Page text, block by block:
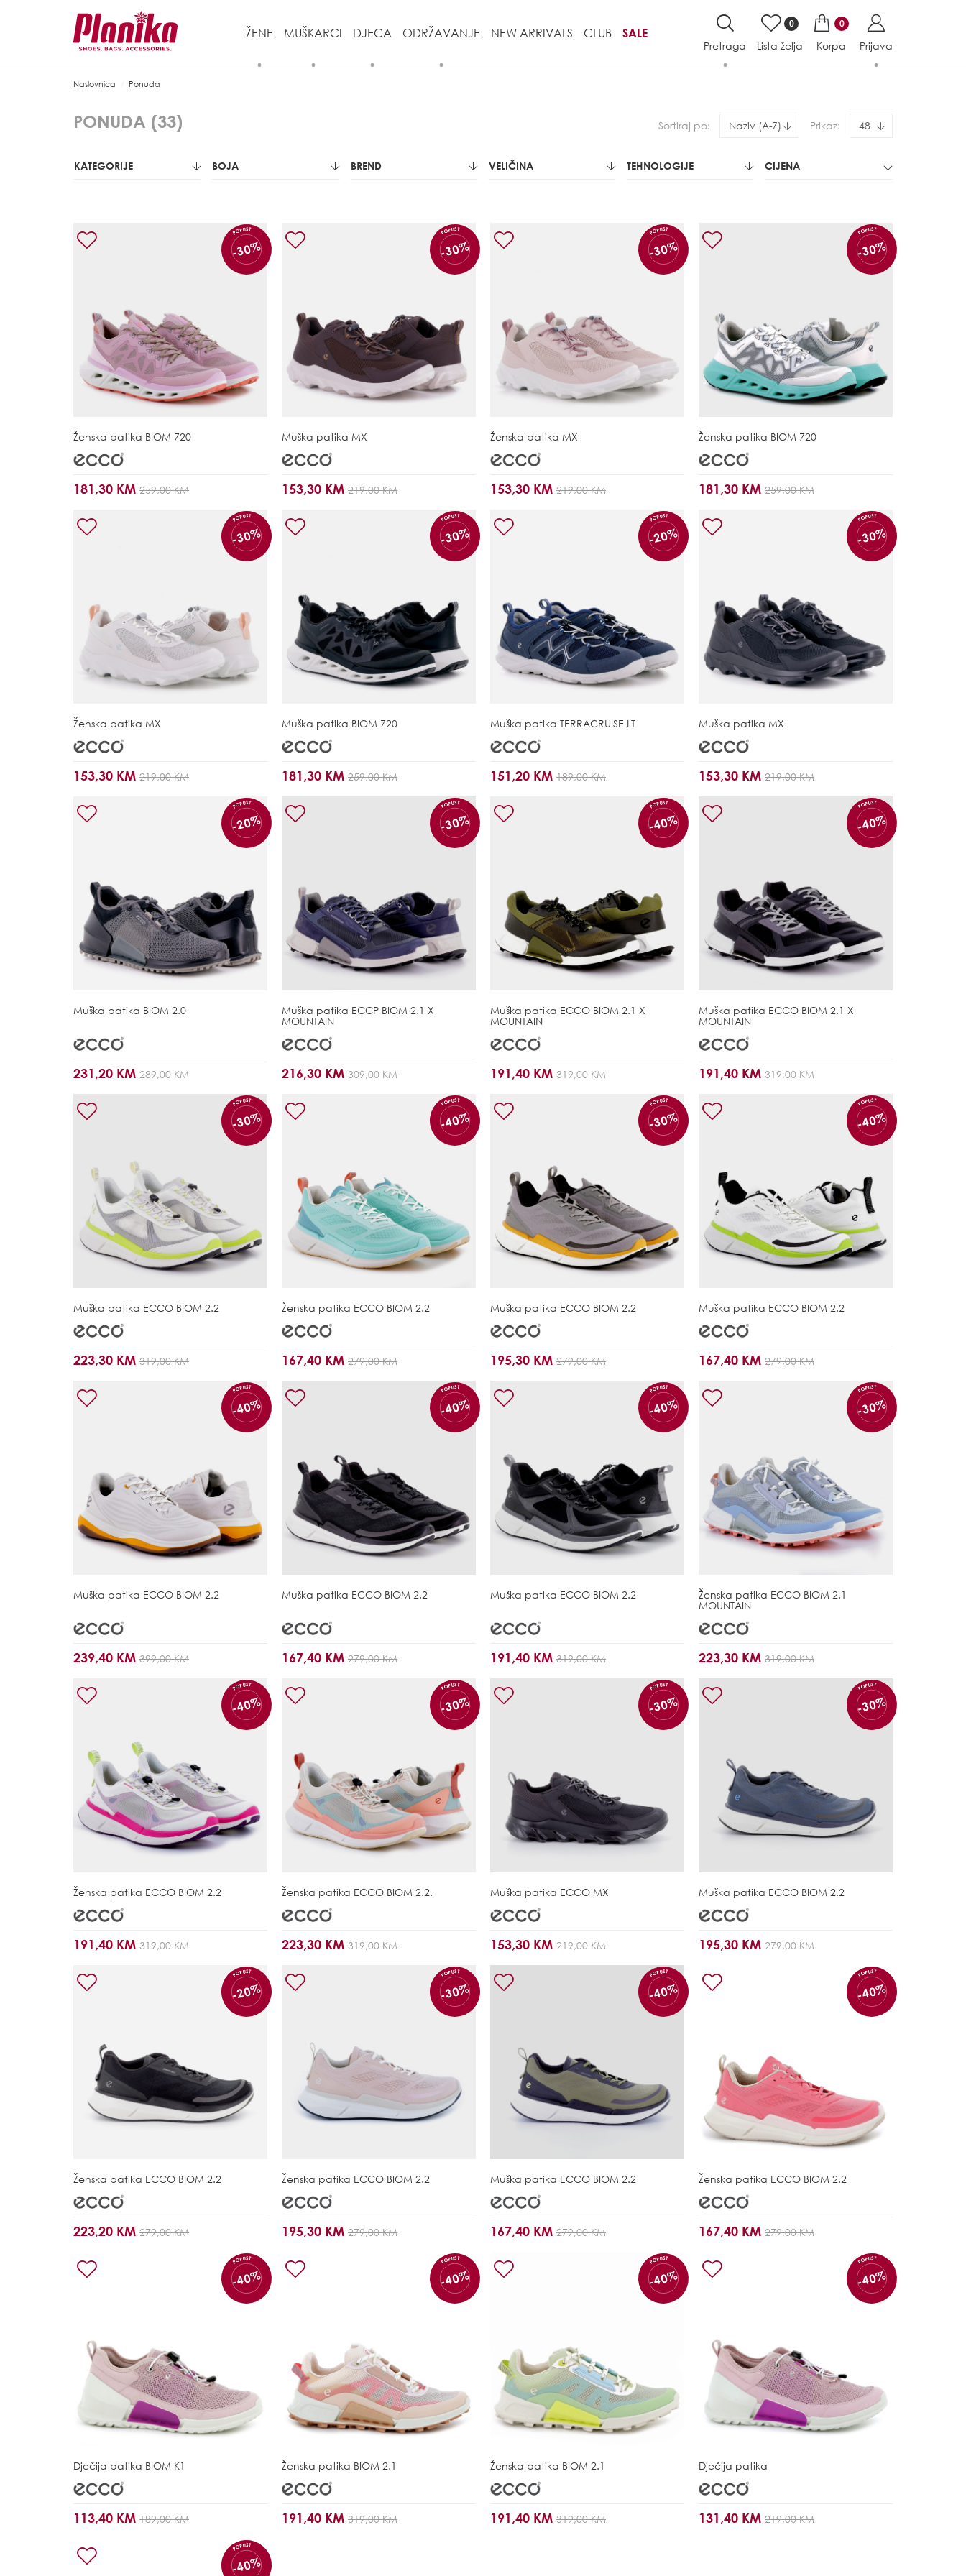
ŽENE MUŠKARCI DJECA ODRŽAVANJE NEW ARRIVALS CLUB SALE
Pretraga
0
Lista želja
0
Korpa Prijava
Naslovnica Ponuda
PONUDA (33) Sortiraj po: Naziv (A-Z) Prikaz: 48
KATEGORIJE BOJA BREND VELIČINA TEHNOLOGIJE CIJENA
POPUST
-30%
Ženska patika BIOM 720
181,30 KM 259,00 KM
POPUST
-30%
Muška patika MX
153,30 KM 219,00 KM
POPUST
-30%
Ženska patika MX
153,30 KM 219,00 KM
POPUST
-30%
Ženska patika BIOM 720
181,30 KM 259,00 KM
POPUST
-30%
Ženska patika MX
153,30 KM 219,00 KM
POPUST
-30%
Muška patika BIOM 720
181,30 KM 259,00 KM
POPUST
-20%
Muška patika TERRACRUISE LT
151,20 KM 189,00 KM
POPUST
-30%
Muška patika MX
153,30 KM 219,00 KM
POPUST
-20%
Muška patika BIOM 2.0
231,20 KM 289,00 KM
POPUST
-30%
Muška patika ECCP BIOM 2.1 X
MOUNTAIN
216,30 KM 309,00 KM
POPUST
-40%
Muška patika ECCO BIOM 2.1 X
MOUNTAIN
191,40 KM 319,00 KM
POPUST
-40%
Muška patika ECCO BIOM 2.1 X
MOUNTAIN
191,40 KM 319,00 KM
POPUST
-30%
Muška patika ECCO BIOM 2.2
223,30 KM 319,00 KM
POPUST
-40%
Ženska patika ECCO BIOM 2.2
167,40 KM 279,00 KM
POPUST
-30%
Muška patika ECCO BIOM 2.2
195,30 KM 279,00 KM
POPUST
-40%
Muška patika ECCO BIOM 2.2
167,40 KM 279,00 KM
POPUST
-40%
Muška patika ECCO BIOM 2.2
239,40 KM 399,00 KM
POPUST
-40%
Muška patika ECCO BIOM 2.2
167,40 KM 279,00 KM
POPUST
-40%
Muška patika ECCO BIOM 2.2
191,40 KM 319,00 KM
POPUST
-30%
Ženska patika ECCO BIOM 2.1
MOUNTAIN
223,30 KM 319,00 KM
POPUST
-40%
Ženska patika ECCO BIOM 2.2
191,40 KM 319,00 KM
POPUST
-30%
Ženska patika ECCO BIOM 2.2.
223,30 KM 319,00 KM
POPUST
-30%
Muška patika ECCO MX
153,30 KM 219,00 KM
POPUST
-30%
Muška patika ECCO BIOM 2.2
195,30 KM 279,00 KM
POPUST
-20%
Ženska patika ECCO BIOM 2.2
223,20 KM 279,00 KM
POPUST
-30%
Ženska patika ECCO BIOM 2.2
195,30 KM 279,00 KM
POPUST
-40%
Muška patika ECCO BIOM 2.2
167,40 KM 279,00 KM
POPUST
-40%
Ženska patika ECCO BIOM 2.2
167,40 KM 279,00 KM
POPUST
-40%
Dječija patika BIOM K1
113,40 KM 189,00 KM
POPUST
-40%
Ženska patika BIOM 2.1
191,40 KM 319,00 KM
POPUST
-40%
Ženska patika BIOM 2.1
191,40 KM 319,00 KM
POPUST
-40%
Dječija patika
131,40 KM 219,00 KM
POPUST
-40%